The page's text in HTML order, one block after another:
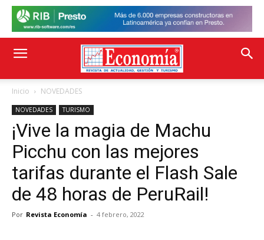
Inicio NOVEDADES
NOVEDADES TURISMO
¡Vive la magia de Machu
Picchu con las mejores
tarifas durante el Flash Sale
de 48 horas de PeruRail!
Por Revista Economía - 4 febrero, 2022